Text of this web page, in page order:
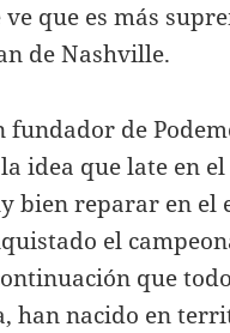
que es más
de Nashville.
de
idea que late en
bien reparar en el
el
que
han nacido en